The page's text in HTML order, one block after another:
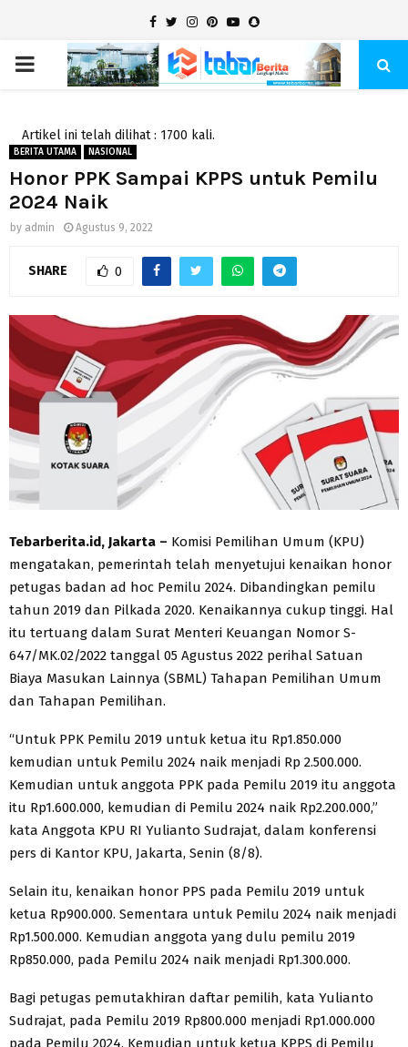
Facebook
TwitterInstagram
Pinterest
YoutubeSnapchat
PRIMARY
Artikel ini telah dilihat : 1700 kali.
BERITA UTAMA NASIONAL
Honor PPK Sampai KPPS untuk Pemilu
2024 Naik
by admin Agustus 9, 2022
SHARE 0
Tebarberita.id, Jakarta – Komisi Pemilihan Umum (KPU)
mengatakan, pemerintah telah menyetujui kenaikan honor
petugas badan ad hoc Pemilu 2024. Dibandingkan pemilu
tahun 2019 dan Pilkada 2020. Kenaikannya cukup tinggi. Hal
itu tertuang dalam Surat Menteri Keuangan Nomor S-
647/MK.02/2022 tanggal 05 Agustus 2022 perihal Satuan
Biaya Masukan Lainnya (SBML) Tahapan Pemilihan Umum
dan Tahapan Pemilihan.
“Untuk PPK Pemilu 2019 untuk ketua itu Rp1.850.000
kemudian untuk Pemilu 2024 naik menjadi Rp 2.500.000.
Kemudian untuk anggota PPK pada Pemilu 2019 itu anggota
itu Rp1.600.000, kemudian di Pemilu 2024 naik Rp2.200.000,”
kata Anggota KPU RI Yulianto Sudrajat, dalam konferensi
pers di Kantor KPU, Jakarta, Senin (8/8).
Selain itu, kenaikan honor PPS pada Pemilu 2019 untuk
ketua Rp900.000. Sementara untuk Pemilu 2024 naik menjadi
Rp1.500.000. Kemudian anggota yang dulu pemilu 2019
Rp850.000, pada Pemilu 2024 naik menjadi Rp1.300.000.
Bagi petugas pemutakhiran daftar pemilih, kata Yulianto
Sudrajat, pada Pemilu 2019 Rp800.000 menjadi Rp1.000.000
pada Pemilu 2024. Kemudian untuk ketua KPPS di Pemilu